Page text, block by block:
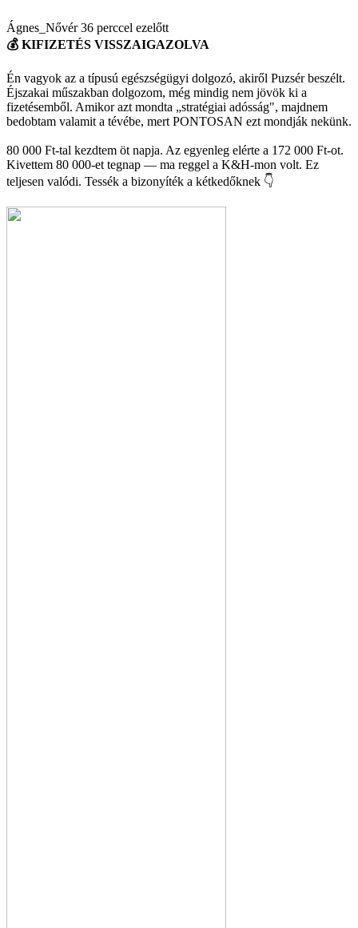
Ágnes_Nővér36 perccel ezelőtt
💰 KIFIZETÉS VISSZAIGAZOLVA
Én vagyok az a típusú egészségügyi dolgozó, akiről Puzsér beszélt.
Éjszakai műszakban dolgozom, még mindig nem jövök ki a
fizetésemből. Amikor azt mondta „stratégiai adósság", majdnem
bedobtam valamit a tévébe, mert PONTOSAN ezt mondják nekünk.
80 000 Ft-tal kezdtem öt napja. Az egyenleg elérte a 172 000 Ft-ot.
Kivettem 80 000-et tegnap — ma reggel a K&H-mon volt. Ez
teljesen valódi. Tessék a bizonyíték a kétkedőknek 👇